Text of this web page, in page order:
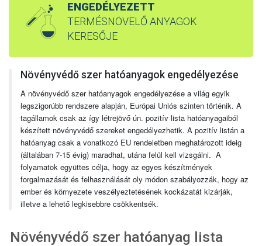
ENGEDÉLYEZETT
TERMÉSNÖVELŐ ANYAGOK
KERESŐJE
Növényvédő szer hatóanyagok engedélyezése
A növényvédő szer hatóanyagok engedélyezése a világ egyik
legszigorúbb rendszere alapján, Európai Uniós szinten történik. A
tagállamok csak az így létrejövő ún. pozitív lista hatóanyagaiból
készített növényvédő szereket engedélyezhetik. A pozitív listán a
hatóanyag csak a vonatkozó EU rendeletben meghatározott ideig
(általában 7-15 évig) maradhat, utána felül kell vizsgálni. A
folyamatok együttes célja, hogy az egyes készítmények
forgalmazását és felhasználását oly módon szabályozzák, hogy az
ember és környezete veszélyeztetésének kockázatát kizárják,
illetve a lehető legkisebbre csökkentsék.
Növényvédő szer hatóanyag lista